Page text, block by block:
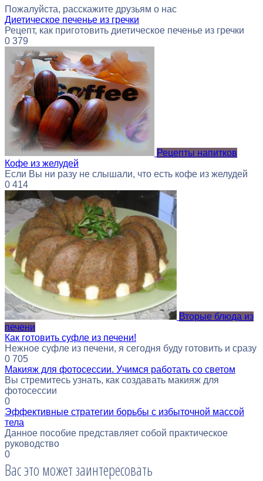
Пожалуйста, расскажите друзьям о нас
Диетическое печенье из гречки
Рецепт, как приготовить диетическое печенье из гречки
0 379
Рецепты напитков
Кофе из желудей
Если Вы ни разу не слышали, что есть кофе из желудей
0 414
Вторые блюда из
печени
Как готовить суфле из печени!
Нежное суфле из печени, я сегодня буду готовить и сразу
0 705
Макияж для фотосессии. Учимся работать со светом
Вы стремитесь узнать, как создавать макияж для
фотосессии
0
Эффективные стратегии борьбы с избыточной массой
тела
Данное пособие представляет собой практическое
руководство
0
Вас это может заинтересовать